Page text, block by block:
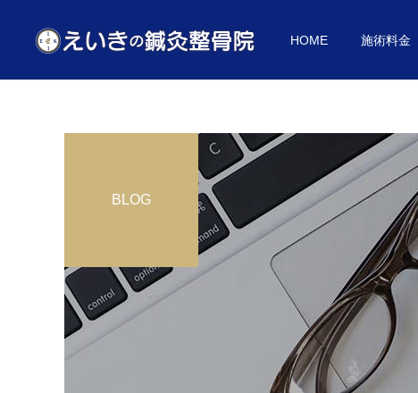
HOME 施術料金
施術料金
助成券対応
肩こりセルフチェック
お悩み別
マッサージの4倍！？”鍼治
BLOG